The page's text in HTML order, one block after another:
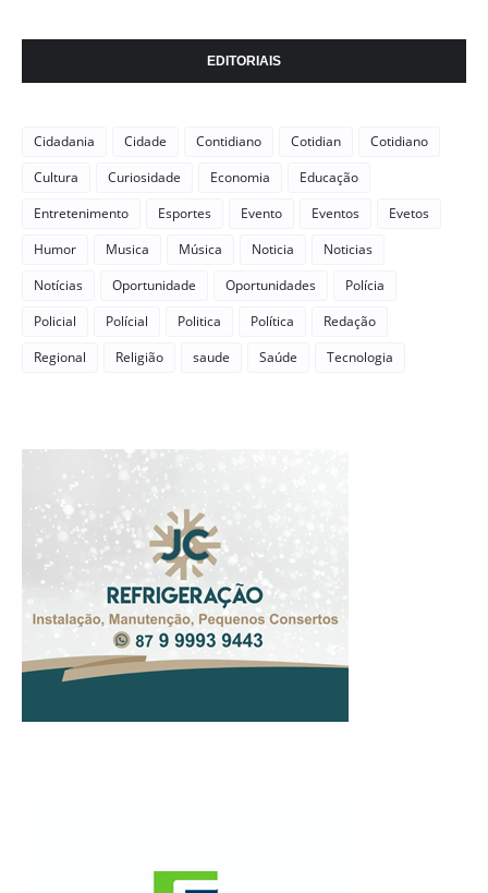
EDITORIAIS
Cidadania Cidade Contidiano Cotidian
Cotidiano
Cultura
Curiosidade Economia
Educação
Entretenimento
Esportes Evento Eventos
Evetos
Humor
Musica Música Noticia
Noticias
Notícias
Oportunidade Oportunidades
Polícia
Policial
Polícial Politica Política
Redação
Regional
Religião saude Saúde Tecnologia